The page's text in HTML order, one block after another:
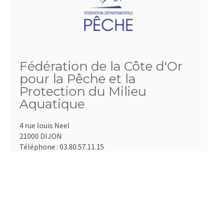
Fédération de la Côte d'Or
pour la Pêche et la
Protection du Milieu
Aquatique
4 rue louis Neel
21000 DIJON
Téléphone : 03.80.57.11.15